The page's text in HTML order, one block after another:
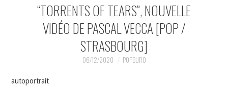
MUSIQUESACTUELLES.NET
GABBA GABBA HEY !
“TORRENTS OF TEARS”, NOUVELLE
VIDÉO DE PASCAL VECCA [POP /
STRASBOURG]
06/12/2020 POPBURO
autoportrait